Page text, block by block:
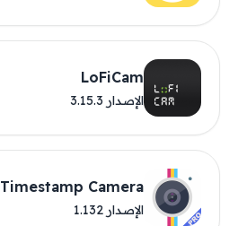
LoFiCam
الإصدار 3.15.3
Timestamp Camera
الإصدار 1.132